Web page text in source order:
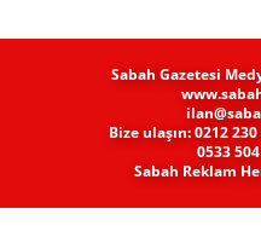
Sabah Gazetesi
Bize ulaşın: 0212
0533
Sabah Reklam